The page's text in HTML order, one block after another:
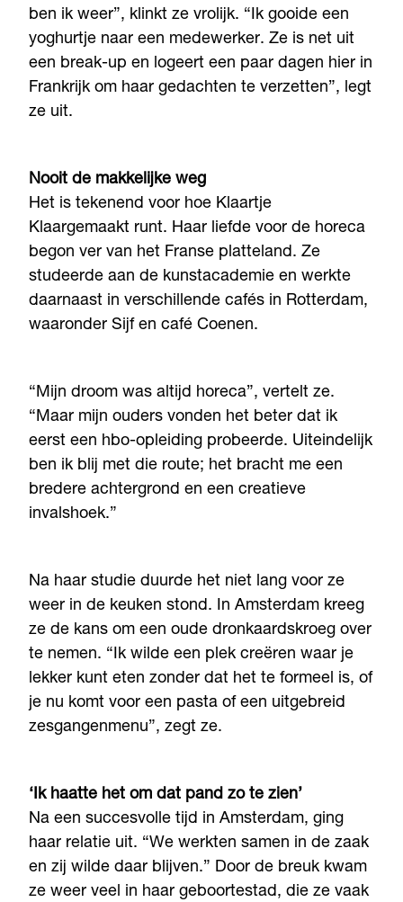
ben ik weer”, klinkt ze vrolijk. “Ik gooide een
yoghurtje naar een medewerker. Ze is net uit
een break-up en logeert een paar dagen hier in
Frankrijk om haar gedachten te verzetten”, legt
ze uit.
Nooit de makkelijke weg
Het is tekenend voor hoe Klaartje
Klaargemaakt runt. Haar liefde voor de horeca
begon ver van het Franse platteland. Ze
studeerde aan de kunstacademie en werkte
daarnaast in verschillende cafés in Rotterdam,
waaronder Sijf en café Coenen.
“Mijn droom was altijd horeca”, vertelt ze.
“Maar mijn ouders vonden het beter dat ik
eerst een hbo-opleiding probeerde. Uiteindelijk
ben ik blij met die route; het bracht me een
bredere achtergrond en een creatieve
invalshoek.”
Na haar studie duurde het niet lang voor ze
weer in de keuken stond. In Amsterdam kreeg
ze de kans om een oude dronkaardskroeg over
te nemen. “Ik wilde een plek creëren waar je
lekker kunt eten zonder dat het te formeel is, of
je nu komt voor een pasta of een uitgebreid
zesgangenmenu”, zegt ze.
‘Ik haatte het om dat pand zo te zien’
Na een succesvolle tijd in Amsterdam, ging
haar relatie uit. “We werkten samen in de zaak
en zij wilde daar blijven.” Door de breuk kwam
ze weer veel in haar geboortestad, die ze vaak